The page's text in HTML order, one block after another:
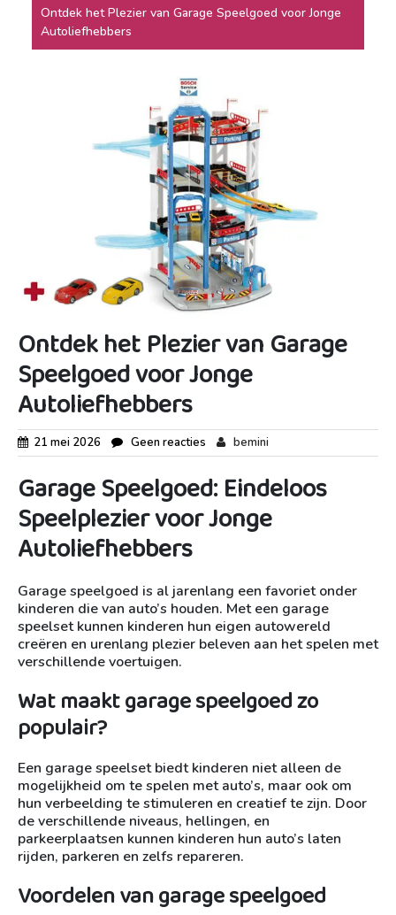
Ontdek het Plezier van Garage Speelgoed voor Jonge
Autoliefhebbers
Ontdek het Plezier van Garage
Speelgoed voor Jonge
Autoliefhebbers
21 mei 2026 Geen reacties bemini
Garage Speelgoed: Eindeloos
Speelplezier voor Jonge
Autoliefhebbers
Garage speelgoed is al jarenlang een favoriet onder
kinderen die van auto’s houden. Met een garage
speelset kunnen kinderen hun eigen autowereld
creëren en urenlang plezier beleven aan het spelen met
verschillende voertuigen.
Wat maakt garage speelgoed zo
populair?
Een garage speelset biedt kinderen niet alleen de
mogelijkheid om te spelen met auto’s, maar ook om
hun verbeelding te stimuleren en creatief te zijn. Door
de verschillende niveaus, hellingen, en
parkeerplaatsen kunnen kinderen hun auto’s laten
rijden, parkeren en zelfs repareren.
Voordelen van garage speelgoed